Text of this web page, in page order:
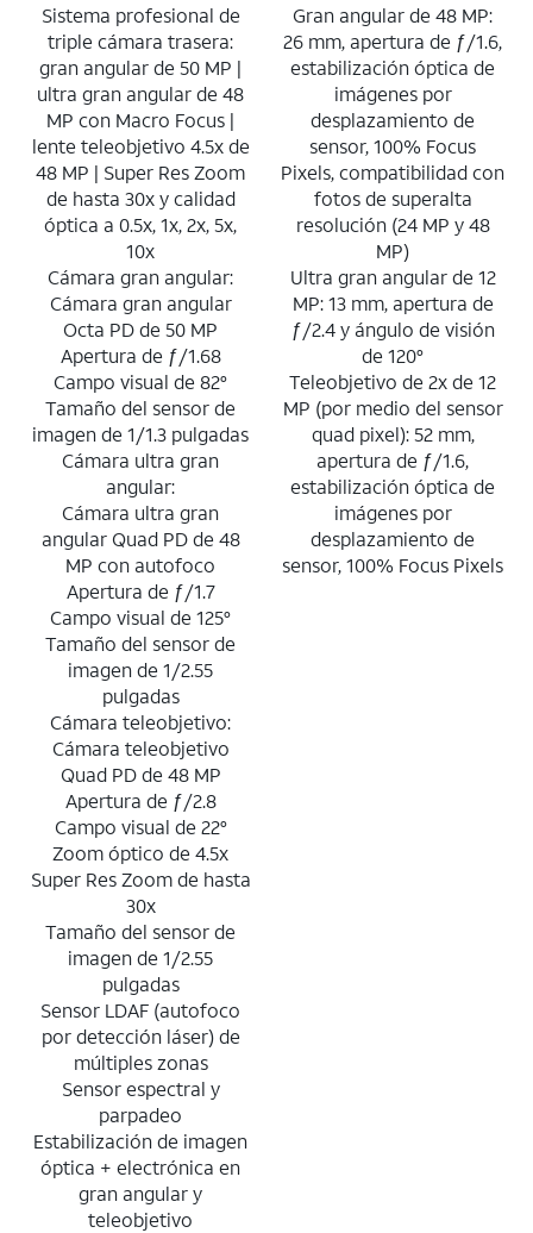
Sistema profesional de
triple cámara trasera:
gran angular de 50 MP |
ultra gran angular de 48
MP con Macro Focus |
lente teleobjetivo 4.5x de
48 MP | Super Res Zoom
de hasta 30x y calidad
óptica a 0.5x, 1x, 2x, 5x,
10x
Cámara gran angular:
Cámara gran angular
Octa PD de 50 MP
Apertura de ƒ/1.68
Campo visual de 82°
Tamaño del sensor de
imagen de 1/1.3 pulgadas
Cámara ultra gran
angular:
Cámara ultra gran
angular Quad PD de 48
MP con autofoco
Apertura de ƒ/1.7
Campo visual de 125°
Tamaño del sensor de
imagen de 1/2.55
pulgadas
Cámara teleobjetivo:
Cámara teleobjetivo
Quad PD de 48 MP
Apertura de ƒ/2.8
Campo visual de 22°
Zoom óptico de 4.5x
Super Res Zoom de hasta
30x
Tamaño del sensor de
imagen de 1/2.55
pulgadas
Sensor LDAF (autofoco
por detección láser) de
múltiples zonas
Sensor espectral y
parpadeo
Estabilización de imagen
óptica + electrónica en
gran angular y
teleobjetivo
Gran angular de 48 MP:
26 mm, apertura de ƒ/1.6,
estabilización óptica de
imágenes por
desplazamiento de
sensor, 100% Focus
Pixels, compatibilidad con
fotos de superalta
resolución (24 MP y 48
MP)
Ultra gran angular de 12
MP: 13 mm, apertura de
ƒ/2.4 y ángulo de visión
de 120°
Teleobjetivo de 2x de 12
MP (por medio del sensor
quad pixel): 52 mm,
apertura de ƒ/1.6,
estabilización óptica de
imágenes por
desplazamiento de
sensor, 100% Focus Pixels